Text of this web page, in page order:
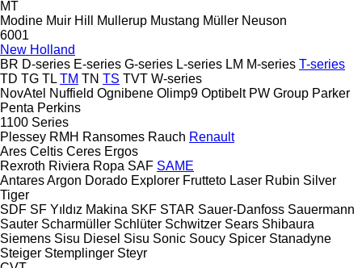
MT
Modine Muir Hill Mullerup Mustang Müller Neuson
6001
New Holland
BR D-series E-series G-series L-series LM M-series T-series
TD TG TL TM TN TS TVT W-series
NovAtel Nuffield Ognibene Olimp9 Optibelt PW Group Parker
Penta Perkins
1100 Series
Plessey RMH Ransomes Rauch Renault
Ares Celtis Ceres Ergos
Rexroth Riviera Ropa SAF SAME
AntaresArgon Dorado Explorer Frutteto Laser Rubin Silver
Tiger
SDF SF Yıldız Makina SKF STAR Sauer-Danfoss Sauermann
Sauter Scharmüller Schlüter Schwitzer Sears Shibaura
Siemens Sisu Diesel Sisu Sonic Soucy Spicer Stanadyne
Steiger Stemplinger Steyr